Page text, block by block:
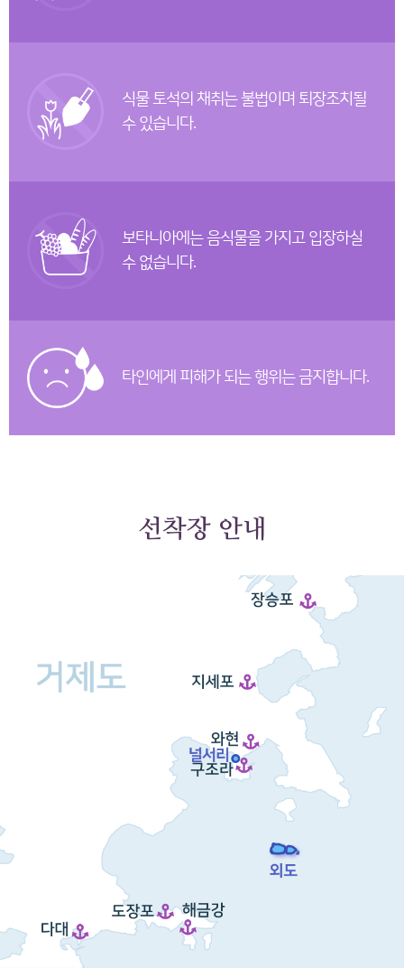
식물 토석의 채취는 불법이며 퇴장조치될
수 있습니다.
보타니아에는 음식물을 가지고 입장하실
수 없습니다.
타인에게 피해가 되는 행위는 금지합니다.
선착장 안내